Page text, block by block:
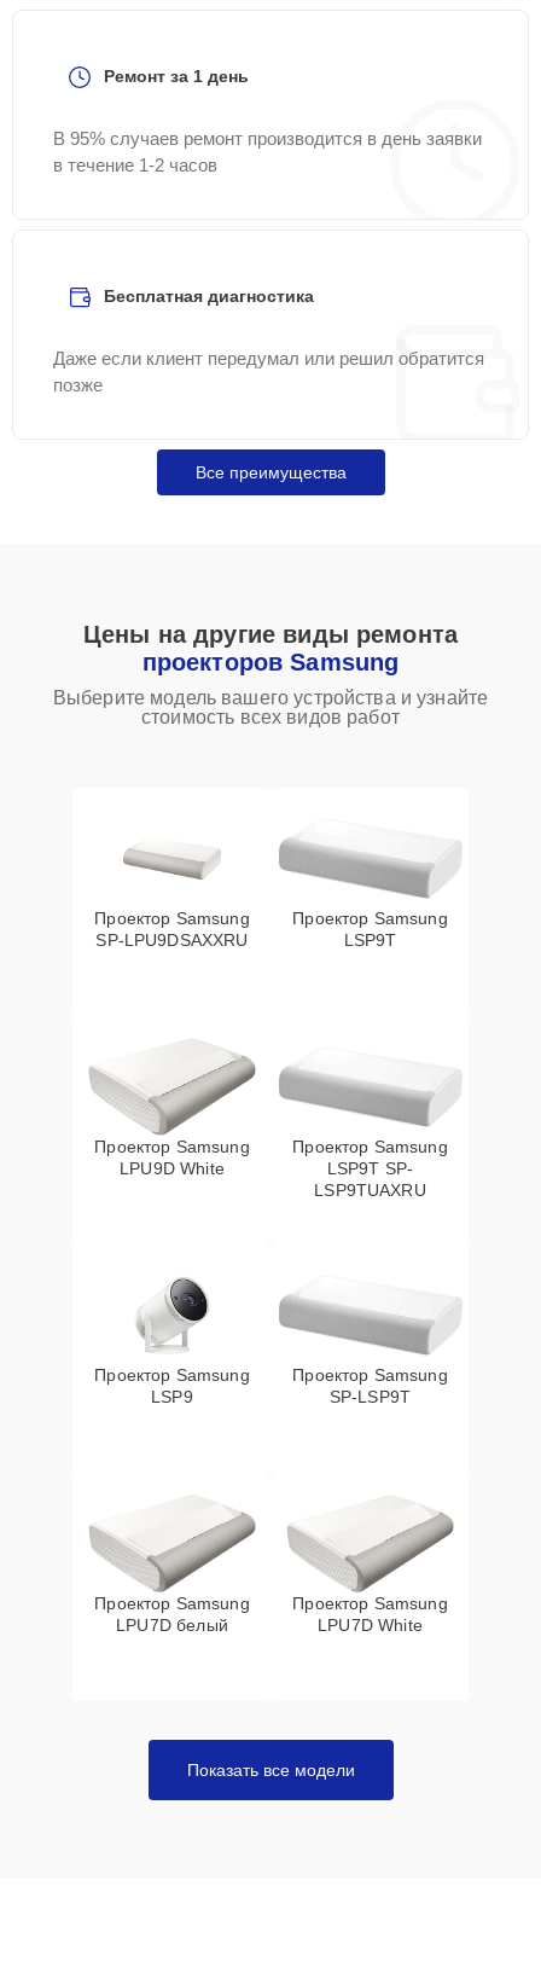
Ремонт за 1 день
В 95% случаев ремонт производится в день заявки
в течение 1-2 часов
Бесплатная диагностика
Даже если клиент передумал или решил обратится
позже
Все преимущества
Цены на другие виды ремонта
проекторов Samsung
Выберите модель вашего устройства и узнайте
стоимость всех видов работ
Проектор Samsung
SP-LPU9DSAXXRU
Проектор Samsung
LSP9T
Проектор Samsung
LPU9D White
Проектор Samsung
LSP9T SP-
LSP9TUAXRU
Проектор Samsung
LSP9
Проектор Samsung
SP-LSP9T
Проектор Samsung
LPU7D белый
Проектор Samsung
LPU7D White
Показать все модели